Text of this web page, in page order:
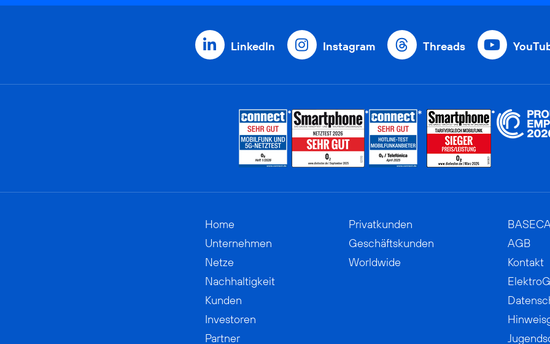
LinkedIn Instagram Threads
Home
Unternehmen
Netze
Nachhaltigkeit
Kunden
Investoren
Partner
Privatkunden
Geschäftskunden
Worldwide
AGB
Kontakt